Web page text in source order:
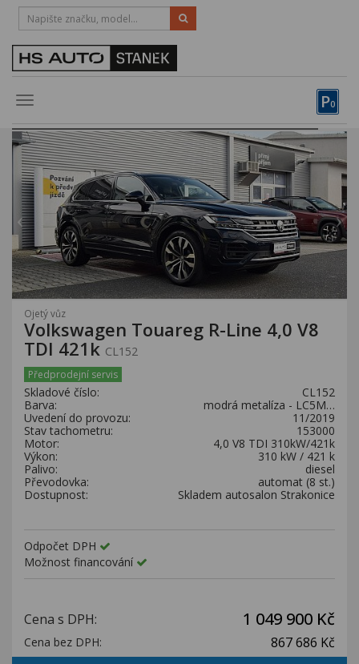
P0
Toggle
HOTLINE:
STRAKONICE-383 335 366
Vozy, motocykly, elektrokola
Půjčovna
Obytné vozy
Servis
Financování
Novinky
Záruka
Kariéra
Kontakty
Ojetý vůz
Volkswagen Touareg R-Line 4,0 V8
TDI 421k CL152
Předprodejní servis
Skladové číslo:
CL152
Barva:
modrá metalíza - LC5M…
Uvedení do provozu:
11/2019
Stav tachometru:
153000
Motor:
4,0 V8 TDI 310kW/421k
Výkon:
310 kW / 421 k
Palivo:
diesel
Převodovka:
automat (8 st.)
Dostupnost:
Skladem autosalon Strakonice
Odpočet DPH
Možnost financování
Cena s DPH: 1 049 900 Kč
Cena bez DPH: 867 686 Kč